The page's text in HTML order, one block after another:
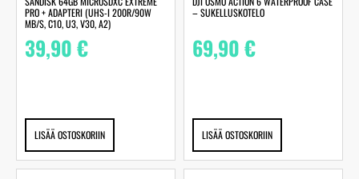
PRO + ADAPTERI (UHS-I 200R/90W
MB/S, C10, U3, V30, A2)
39,90€
LISÄÄ OSTOSKORIIN
– SUKELLUSKOTELO
69,90€
LISÄÄ OSTOSKORIIN